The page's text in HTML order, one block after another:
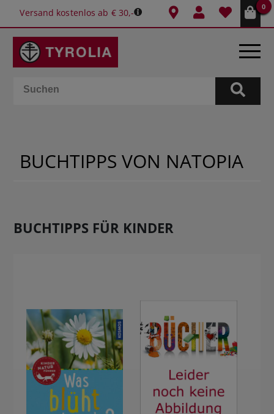
Versand kostenlos ab € 30,-
0
BÜCHER
SPIELE
GESCHENKIDEEN
BUCHTIPPS VON NATOPIA
BUCHTIPPS FÜR KINDER